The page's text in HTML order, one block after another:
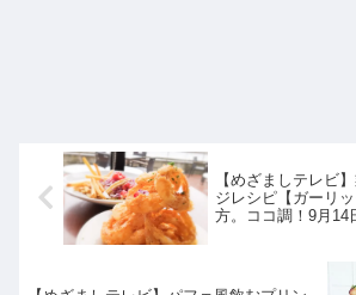
【めざましテレビ
ジレシピ【ガーリ
方。ココ調！9月14